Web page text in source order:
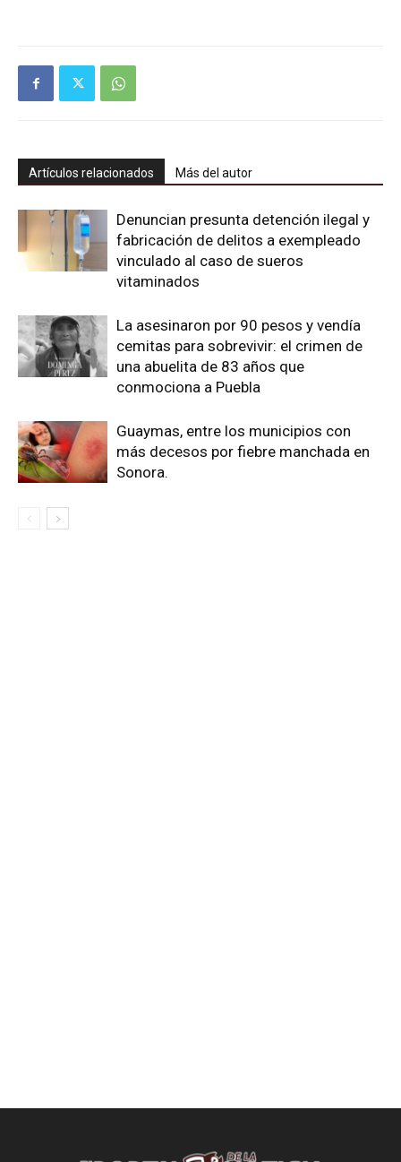
Artículos relacionados Más del autor
Denuncian presunta detención ilegal y
fabricación de delitos a exempleado
vinculado al caso de sueros
vitaminados
La asesinaron por 90 pesos y vendía
cemitas para sobrevivir: el crimen de
una abuelita de 83 años que
conmociona a Puebla
Guaymas, entre los municipios con
más decesos por fiebre manchada en
Sonora.